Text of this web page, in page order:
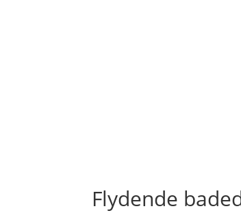
Flydende